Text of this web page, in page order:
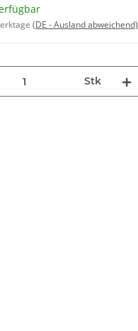
(DE - Ausland abweichend)
Stk